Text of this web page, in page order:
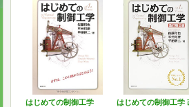
はじめての制御工学
はじめての制御工学